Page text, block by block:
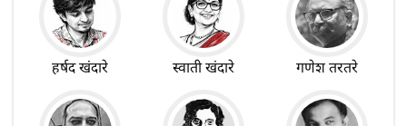
हर्षद खंदारे स्वाती खंदारे गणेश तरतरे